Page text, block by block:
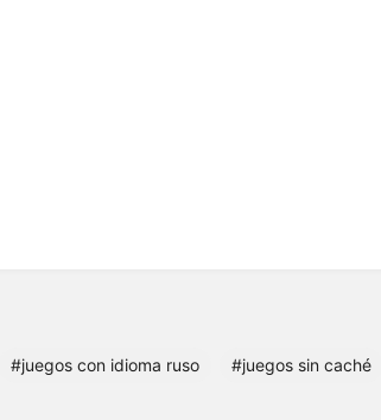
#juegos con idioma ruso #juegos sin caché